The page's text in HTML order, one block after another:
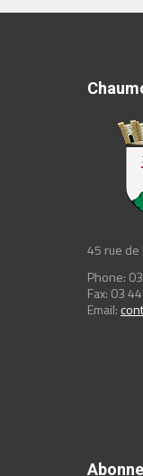
45 rue de
Phone:
Fax: 03
Email: